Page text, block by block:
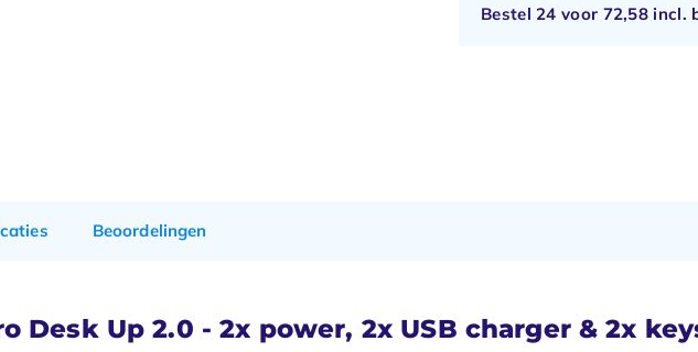
Bestel 24 voor 72,58 incl.
Beoordelingen
Desk Up 2.0 - 2x power, 2x USB charger & 2x